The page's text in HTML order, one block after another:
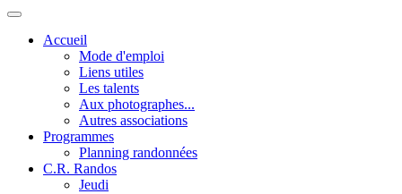
Accueil
Mode d'emploi
Liens utiles
Les talents
Aux photographes...
Autres associations
Programmes
Planning randonnées
C.R. Randos
Jeudi